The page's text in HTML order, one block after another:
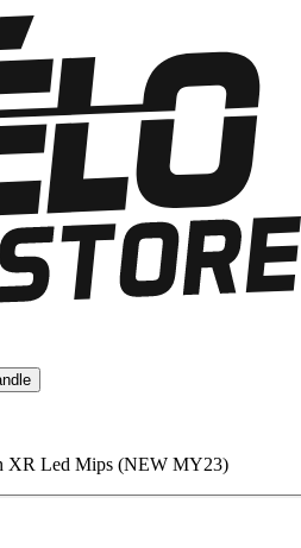
XR Led Mips (NEW MY23)